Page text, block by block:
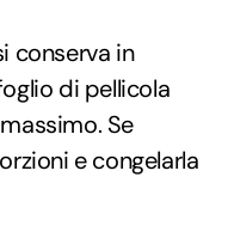
conserva in
di pellicola
Se
e congelarla